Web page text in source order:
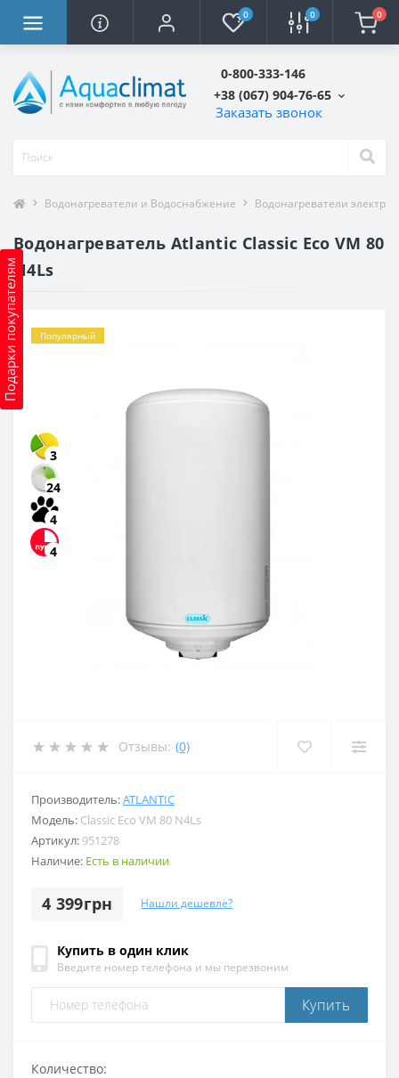
0 0 0
0-800-333-146
+38 (067) 904-76-65
Заказать звонок
Подарки покупателям
Водонагреватели и Водоснабжение Водонагреватели
Водонагреватель Atlantic Classic Eco VM 80
N4Ls
Популярный
3
24
4
4
Отзывы: (0)
Производитель:ATLANTIC
Модель: Classic Eco VM 80 N4Ls
Артикул: 951278
Наличие: Есть в наличии
4 399грн Нашли дешевле?
Купить в один клик
Введите номер телефона и мы перезвоним
Купить
Количество: